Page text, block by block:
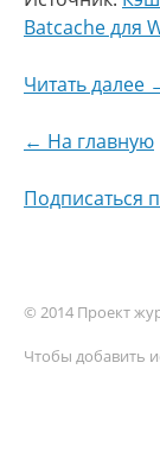
Batcache для
Читать далее
← На главную
Подписаться
© 2014 Проект
Чтобы добавить